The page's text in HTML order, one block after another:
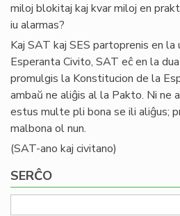
miloj blokitaj kaj kvar miloj en
iu alarmas?
Kaj SAT kaj SES partoprenis en la
Esperanta Civito, SAT eĉ en la
promulgis la Konstitucion de la
ambaŭ ne aliĝis al la Pakto. Ni ne
estus multe pli bona se ili aliĝus;
malbona ol nun.
(SAT-ano kaj civitano)
SERĈO